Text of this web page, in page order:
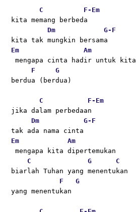
C F- Em
kita memang berbeda
Dm
G- F
kita tak mungkin bersama
Em
Am
mengapa cinta hadir untuk kita
F
G
berdua (berdua)
C F- Em
jika dalam perbedaan
Dm
G- F
tak ada nama cinta
Em
Am
mengapa kita dipertemukan
C
G
C
biarlah Tuhan yang menentukan
F
G
yang menentukan